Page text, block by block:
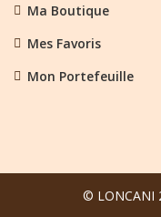
Ma Boutique
Mes Favoris
Mon Portefeuille
© LONCANI